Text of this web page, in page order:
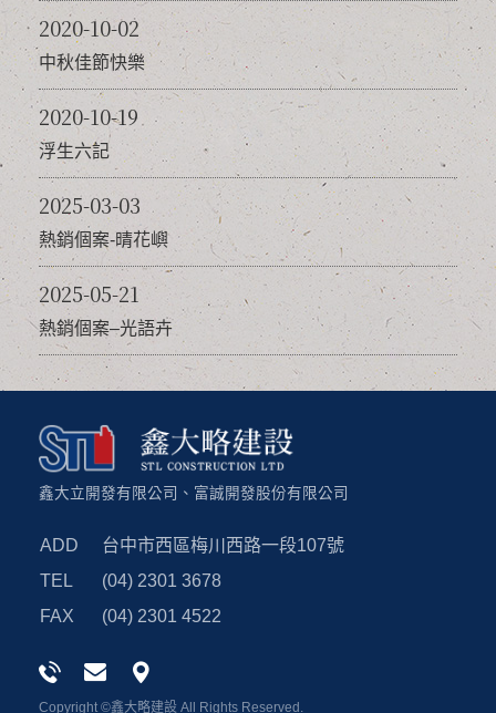
2020-10-02
中秋佳節快樂
2020-10-19
浮生六記
2025-03-03
熱銷個案-晴花嶼
2025-05-21
熱銷個案–光語卉
鑫大立開發有限公司、 富誠開發股份有限公司
ADD
台中市西區梅川西路一段107號
TEL
(04) 2301 3678
FAX
(04) 2301 4522
Copyright ©鑫大略建設 All Rights Reserved.